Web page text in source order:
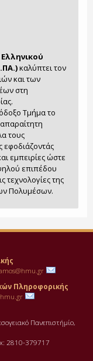
Ελληνικού
καλύπτει τον
και των
στη
Τμήμα το
τους
εφοδιάζοντάς
εμπειρίες ώστε
επιπέδου
τεχνολογίες της
Πολυμέσων.
Πληροφορικής
Πανεπιστήμίο,
2810-379717